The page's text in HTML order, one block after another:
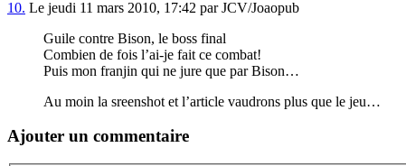
10. Le jeudi 11 mars 2010, 17:42 par JCV/Joaopub
Guile contre Bison, le boss final
Combien de fois l’ai-je fait ce combat!
Puis mon franjin qui ne jure que par Bison…
Au moin la sreenshot et l’article vaudrons plus que le jeu…
Ajouter un commentaire